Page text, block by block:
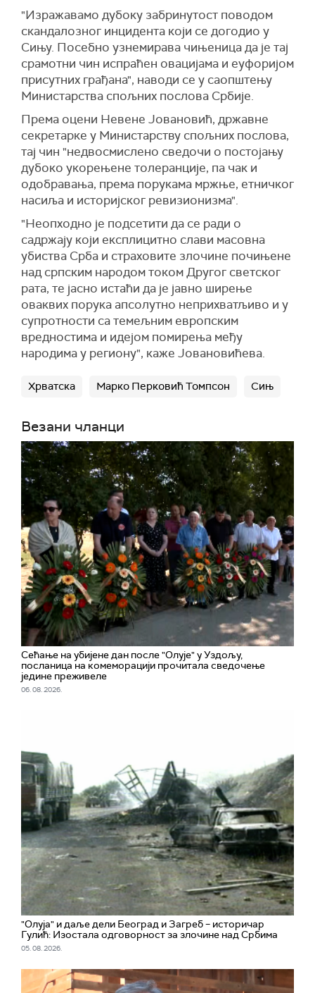
"Изражавамо дубоку забринутост поводом
скандалозног инцидента који се догодио у
Сињу. Посебно узнемирава чињеница да је тај
срамотни чин испраћен овацијама и еуфоријом
присутних грађана", наводи се у саопштењу
Министарства спољних послова Србије.
Према оцени Невене Јовановић, државне
секретарке у Министарству спољних послова,
тај чин "недвосмислено сведочи о постојању
дубоко укорењене толеранције, па чак и
одобравања, према порукама мржње, етничког
насиља и историјског ревизионизма".
"Неопходно је подсетити да се ради о
садржају који експлицитно слави масовна
убиства Срба и страховите злочине почињене
над српским народом током Другог светског
рата, те јасно истаћи да је јавно ширење
оваквих порука апсолутно неприхватљиво и у
супротности са темељним европским
вредностима и идејом помирења међу
народима у региону", каже Јовановићева.
Хрватска Марко Перковић Томпсон Сињ
Везани чланци
Сећање на убијене дан после "Олује" у Уздољу,
посланица на комеморацији прочитала сведочење
једине преживеле
06. 08. 2026.
"Олуја" и даље дели Београд и Загреб – историчар
Гулић: Изостала одговорност за злочине над Србима
05. 08. 2026.